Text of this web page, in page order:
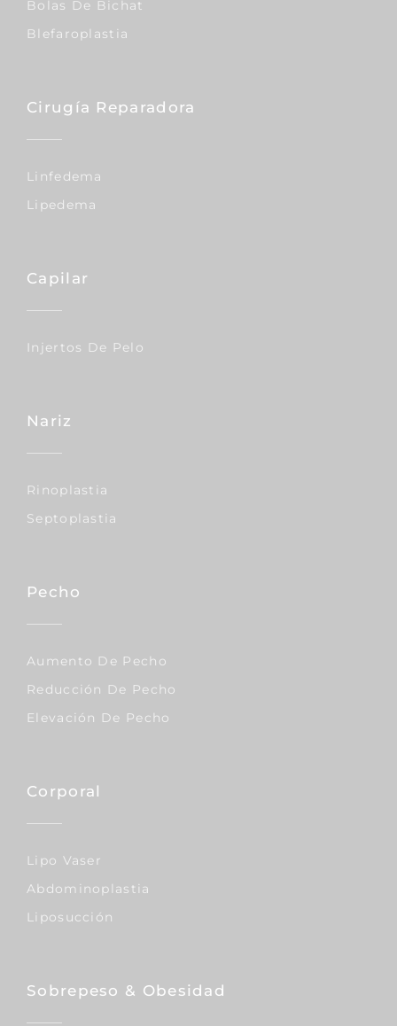
Bolas De Bichat
Blefaroplastia
Cirugía Reparadora
Linfedema
Lipedema
Capilar
Injertos De Pelo
Nariz
Rinoplastia
Septoplastia
Pecho
Aumento De Pecho
Reducción De Pecho
Elevación De Pecho
Corporal
Lipo Vaser
Abdominoplastia
Liposucción
Sobrepeso & Obesidad